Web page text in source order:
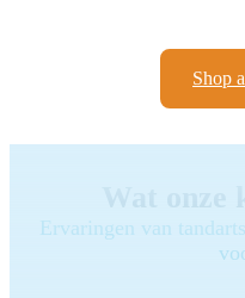
Shop
Ervaringen van